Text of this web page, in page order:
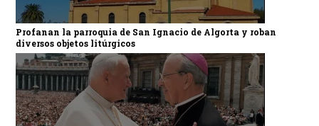
Profanan la parroquia de San Ignacio de Algorta y roban
diversos objetos litúrgicos